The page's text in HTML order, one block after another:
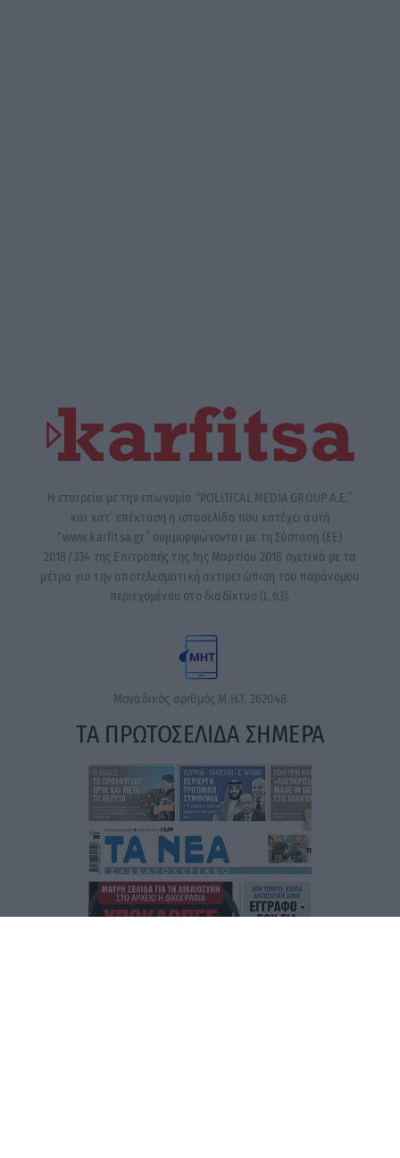
Η εταιρεία με την επωνυμία “POLITICAL MEDIA GROUP A.E.”
και κατ’ επέκταση η ιστοσελίδα που κατέχει αυτή
“www.karfitsa.gr” συμμορφώνονται με τη Σύσταση (ΕΕ)
2018/334 της Επιτροπής της 1ης Μαρτίου 2018 σχετικά με τα
μέτρα για την αποτελεσματική αντιμετώπιση του παράνομου
περιεχομένου στο διαδίκτυο (L 63).
Μοναδικός αριθμός Μ.Η.Τ. 262048
ΤΑ ΠΡΩΤΟΣΕΛΙΔΑ ΣΗΜΕΡΑ